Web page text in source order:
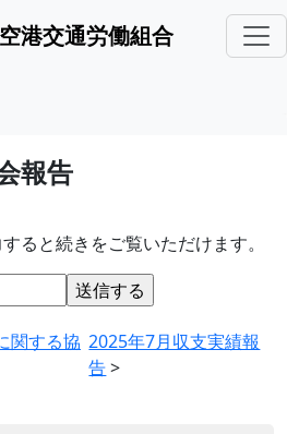
港交通労働組合
報告
ると続きをご覧いただけます。
関する協 2025年7月収支実績報
告>